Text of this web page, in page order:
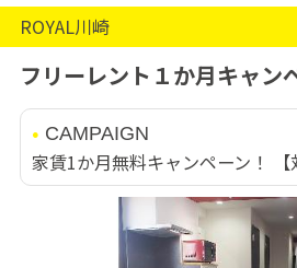
ROYAL川崎
フリーレント１か月キャン
CAMPAIGN
家賃1か月無料キャンペーン！ 【